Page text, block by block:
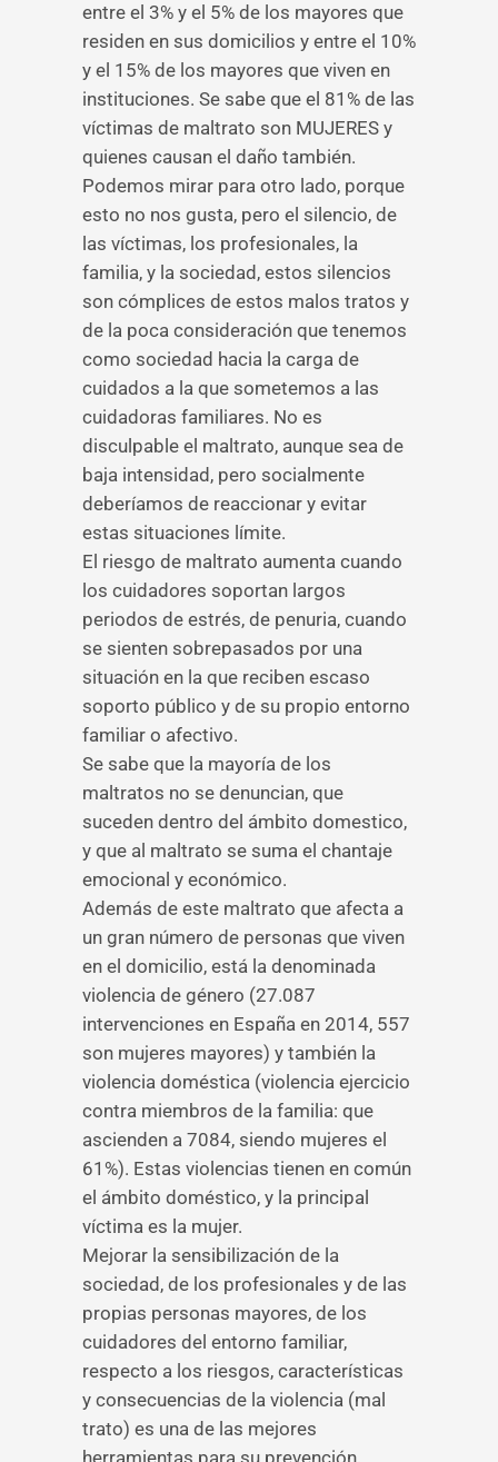
entre el 3% y el 5% de los mayores que
residen en sus domicilios y entre el 10%
y el 15% de los mayores que viven en
instituciones. Se sabe que el 81% de las
víctimas de maltrato son MUJERES y
quienes causan el daño también.
Podemos mirar para otro lado, porque
esto no nos gusta, pero el silencio, de
las víctimas, los profesionales, la
familia, y la sociedad, estos silencios
son cómplices de estos malos tratos y
de la poca consideración que tenemos
como sociedad hacia la carga de
cuidados a la que sometemos a las
cuidadoras familiares. No es
disculpable el maltrato, aunque sea de
baja intensidad, pero socialmente
deberíamos de reaccionar y evitar
estas situaciones límite.
El riesgo de maltrato aumenta cuando
los cuidadores soportan largos
periodos de estrés, de penuria, cuando
se sienten sobrepasados por una
situación en la que reciben escaso
soporto público y de su propio entorno
familiar o afectivo.
Se sabe que la mayoría de los
maltratos no se denuncian, que
suceden dentro del ámbito domestico,
y que al maltrato se suma el chantaje
emocional y económico.
Además de este maltrato que afecta a
un gran número de personas que viven
en el domicilio, está la denominada
violencia de género (27.087
intervenciones en España en 2014, 557
son mujeres mayores) y también la
violencia doméstica (violencia ejercicio
contra miembros de la familia: que
ascienden a 7084, siendo mujeres el
61%). Estas violencias tienen en común
el ámbito doméstico, y la principal
víctima es la mujer.
Mejorar la sensibilización de la
sociedad, de los profesionales y de las
propias personas mayores, de los
cuidadores del entorno familiar,
respecto a los riesgos, características
y consecuencias de la violencia (mal
trato) es una de las mejores
herramientas para su prevención.